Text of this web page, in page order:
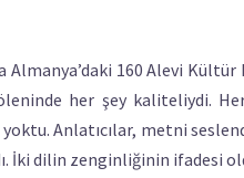
160 Alevi Kültür
her şey kaliteliydi.
Anlatıcılar, metni
İki dilin zenginliğinin ifadesi